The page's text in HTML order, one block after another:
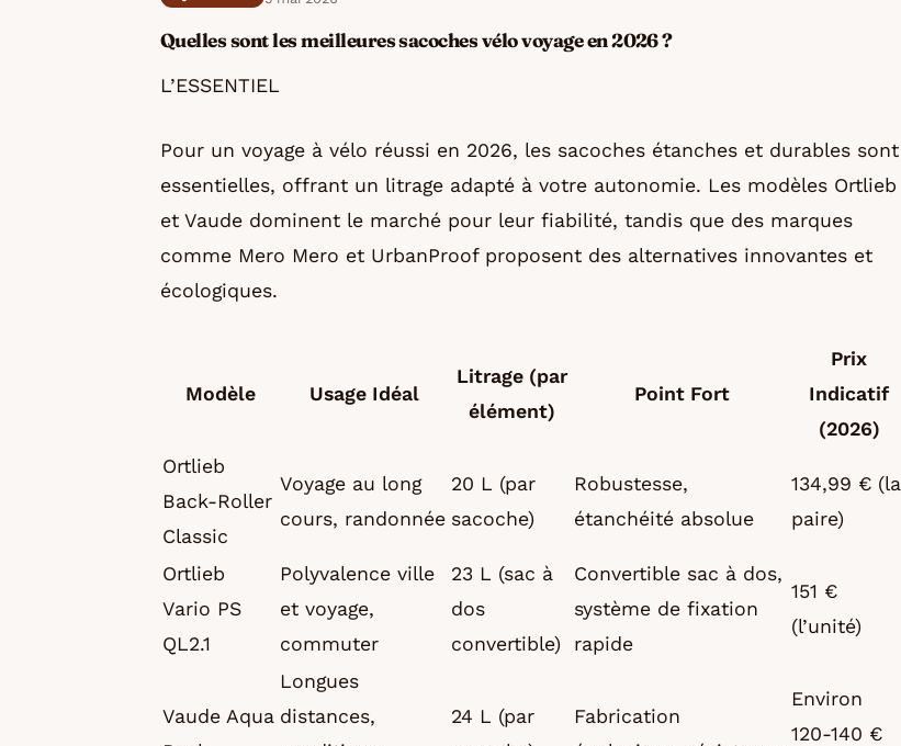
Quelles sont les meilleures sacoches vélo voyage en 2026 ?
L’ESSENTIEL
Pour un voyage à vélo réussi en 2026, les sacoches étanches et durables sont
essentielles, offrant un litrage adapté à votre autonomie. Les modèles Ortlieb
et Vaude dominent le marché pour leur fiabilité, tandis que des marques
comme Mero Mero et UrbanProof proposent des alternatives innovantes et
écologiques.
Modèle Usage Idéal
Litrage (par
élément)
Point Fort
Prix
Indicatif
(2026)
Ortlieb
Back-Roller
Classic
Voyage au long
cours, randonnée
20 L (par
sacoche)
Robustesse,
étanchéité absolue
134,99 € (la
paire)
Ortlieb
Vario PS
QL2.1
Polyvalence ville
et voyage,
commuter
23 L (sac à
dos
convertible)
Convertible sac à dos,
système de fixation
rapide
151 €
(l’unité)
Vaude Aqua
Longues
distances,
24 L (par
Fabrication
Environ
120-140 €